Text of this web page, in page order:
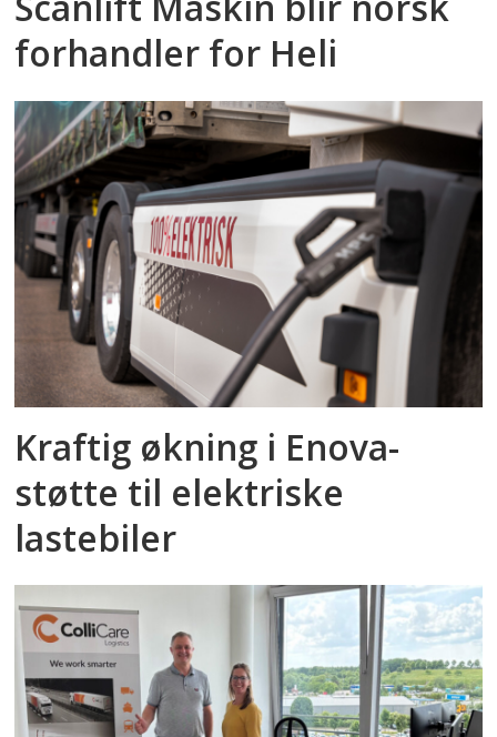
forhandler for Heli
Kraftig økning i Enova-
støtte til elektriske
lastebiler